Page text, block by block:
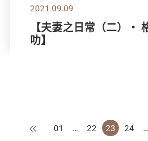
2021.09.09
【夫妻之日常（二）‧
叻】
上一頁
01 … 22 23 24 …